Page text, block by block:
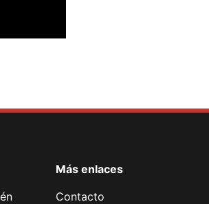
Más enlaces
Contacto